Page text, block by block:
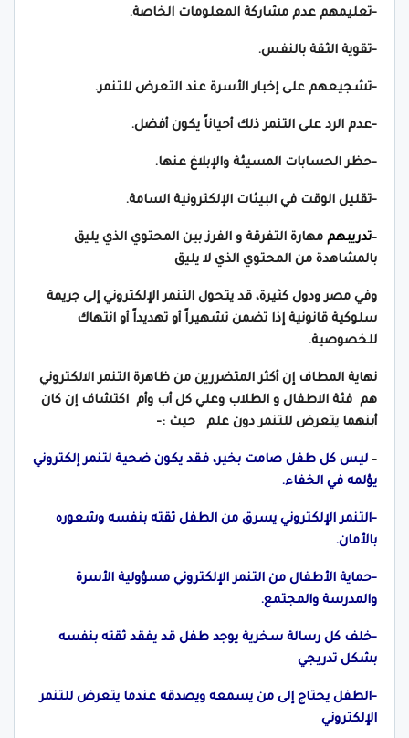
-تعليمهم عدم مشاركة المعلومات الخاصة.
-تقوية الثقة بالنفس.
-تشجيعهم على إخبار الأسرة عند التعرض للتنمر.
-عدم الرد على التنمر ذلك أحياناً يكون أفضل.
-حظر الحسابات المسيئة والإبلاغ عنها.
-تقليل الوقت في البيئات الإلكترونية السامة.
–تدريبهم مهارة التفرقة و الفرز بين المحتوي الذي يليق
بالمشاهدة من المحتوي الذي لا يليق
وفي مصر ودول كثيرة، قد يتحول التنمر الإلكتروني إلى جريمة
سلوكية قانونية إذا تضمن تشهيراً أو تهديداً أو انتهاك
للخصوصية.
نهاية المطاف إن أكثر المتضررين من ظاهرة التنمر الالكتروني
هم فئة الاطفال و الطلاب وعلي كل أب وأم اكتشاف إن كان
أبنهما يتعرض للتنمر دون علم حيث :-
– ليس كل طفل صامت بخير، فقد يكون ضحية لتنمر إلكتروني
يؤلمه في الخفاء.
-التنمر الإلكتروني يسرق من الطفل ثقته بنفسه وشعوره
بالأمان.
-حماية الأطفال من التنمر الإلكتروني مسؤولية الأسرة
والمدرسة والمجتمع.
-خلف كل رسالة سخرية يوجد طفل قد يفقد ثقته بنفسه
بشكل تدريجي
-الطفل يحتاج إلى من يسمعه ويصدقه عندما يتعرض للتنمر
الإلكتروني